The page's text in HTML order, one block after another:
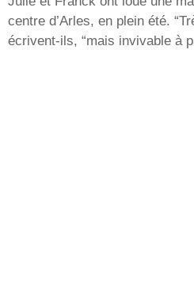
centre d’Arles, en plein été.
écrivent-ils, “mais invivable à